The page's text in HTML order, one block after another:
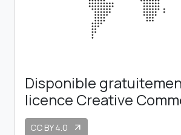
Disponible
licence Creative
CC BY 4.0 arrow_outward